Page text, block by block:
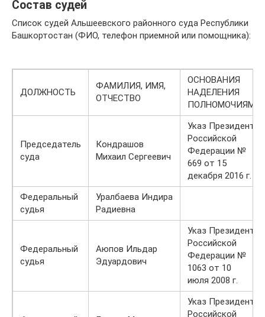
Состав судей
Список судей Альшеевского районного суда Республики
Башкортостан (ФИО, телефон приемной или помощника):
ДОЛЖНОСТЬ
ФАМИЛИЯ, ИМЯ,
ОТЧЕСТВО
ОСНОВАНИЯ
НАДЕЛЕНИЯ
ПОЛНОМОЧИЯМИ
Председатель
суда
Кондрашов
Михаил Сергеевич
Указ Президента
Российской
Федерации №
669 от 15
декабря 2016 г.
Федеральный
судья
Уралбаева Индира
Радиевна
Федеральный
судья
Аюпов Ильдар
Эдуардович
Указ Президента
Российской
Федерации №
1063 от 10
июля 2008 г.
Указ Президента
Российской